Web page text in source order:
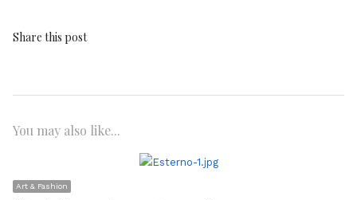
Share this post
You may also like...
Art & Fashion